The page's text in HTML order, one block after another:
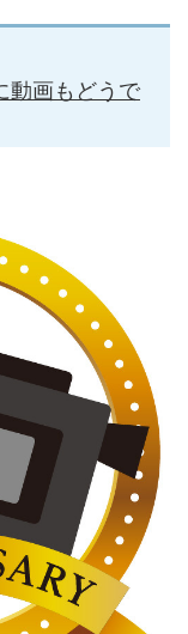
動画もどうで